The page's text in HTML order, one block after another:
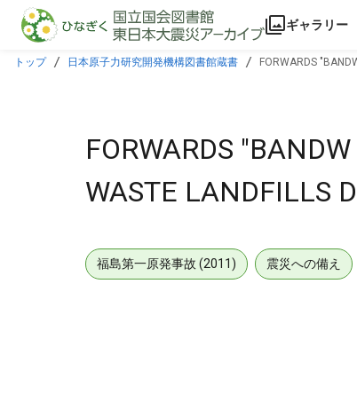
本文に飛ぶ
ギャラリー
トップ 日本原子力研究開発機構図書館蔵書 FORWARDS
FORWARDS
WASTE LANDFILLS
福島第一原発事故 (2011) 震災への備え